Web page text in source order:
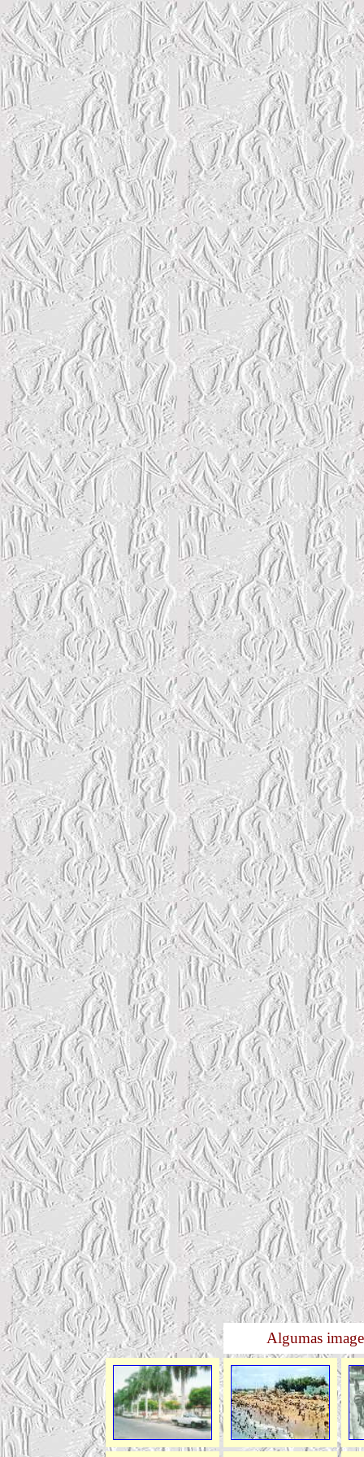
Algumas